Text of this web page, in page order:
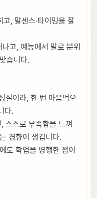
, 말센스·타이밍을 잘
고, 예능에서 말로 분위
습니다.
질이라, 한 번 마음먹으
다.
스스로 부족함을 느껴
경향이 생깁니다.
도 학업을 병행한 점이